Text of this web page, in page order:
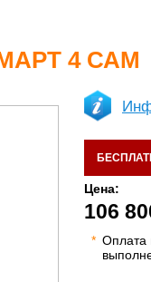
4 САМ
Цена:
106
* Оплата